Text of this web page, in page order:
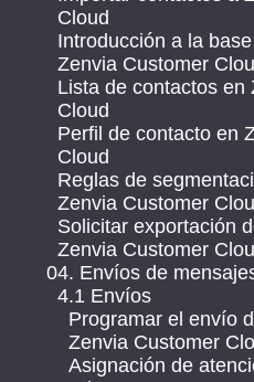
Cloud
Introducción a la
Zenvia Customer
Lista de contactos en
Cloud
Perfil de contacto en
Cloud
Reglas de
Zenvia Customer
Solicitar exportación
Zenvia Customer
04. Envíos de
4.1 Envíos
Programar el envío
Zenvia Customer
Asignación de